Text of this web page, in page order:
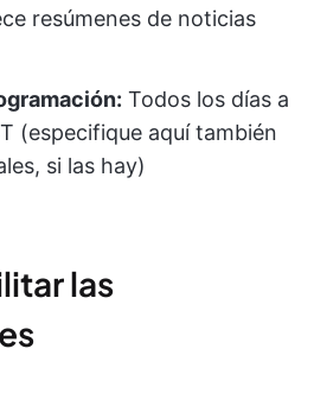
resúmenes de noticias
Todos los días a
(especifique aquí también
si las hay)
las